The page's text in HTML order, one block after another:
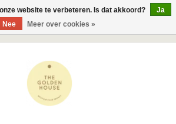
website te verbeteren. Is dat akkoord?
Ja
Nee
Meer over cookies »